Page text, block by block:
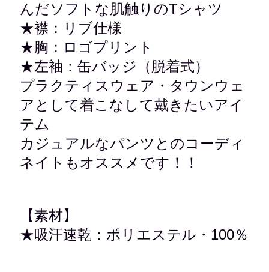
んだソフトな肌触りのTシャツ
★襟：リブ仕様
★胸：ロゴプリント
★左袖：缶バッジ（脱着式）
プラクティスウェア・タウンウェ
アとして着こなして戴きたいアイ
テム
カジュアルなパンツとのコーディ
ネイトもオススメです！！
【素材】
★吸汗速乾： ポリエステル・ 100％